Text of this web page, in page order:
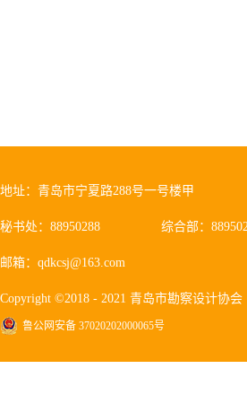
地址：青岛市宁夏路288号一号楼甲
秘书处：88950288 综合部：
邮箱：qdkcsj@163.com
Copyright ©2018 - 2021 青岛市勘察设计协会
鲁公网安备 37020202000065号